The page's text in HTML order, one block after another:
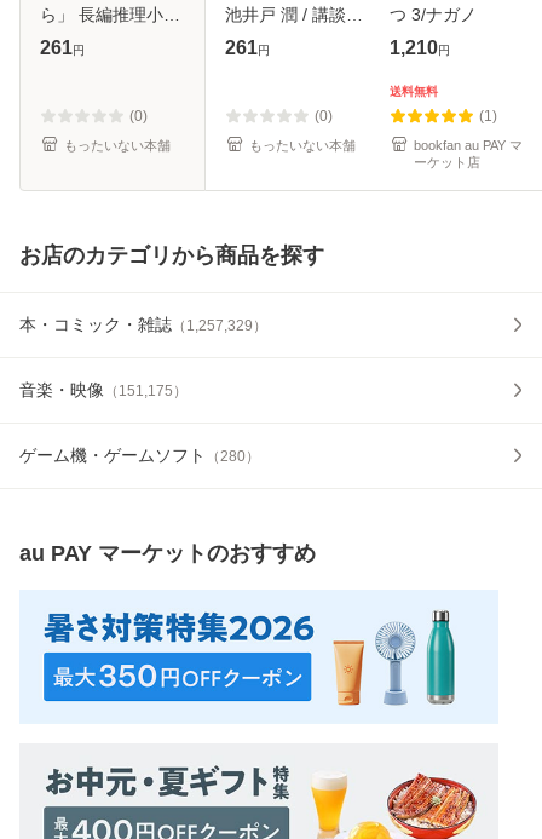
ら」 長編推理小説
(ノン・ポシェッ
ール便送料無料】
261円
(0)
もったいない本舗
池井戸 潤 / 講談社
[文庫]【メール便送
261円
(0)
もったいない本舗
つ 3/ナガノ
1,210円
送料無料
(1)
bookfan au PAY マ
ーケット店
お店のカテゴリから商品を探す
本・コミック・雑誌 （ 1,257,329 ）
音楽・映像 （ 151,175 ）
ゲーム機・ゲームソフト （280）
au PAY マーケットのおすすめ